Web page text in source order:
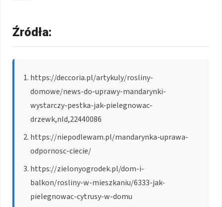
Źródła:
https://deccoria.pl/artykuly/rosliny-
domowe/news-do-uprawy-mandarynki-
wystarczy-pestka-jak-pielegnowac-
drzewk,nId,22440086
https://niepodlewam.pl/mandarynka-uprawa-
odpornosc-ciecie/
https://zielonyogrodek.pl/dom-i-
balkon/rosliny-w-mieszkaniu/6333-jak-
pielegnowac-cytrusy-w-domu